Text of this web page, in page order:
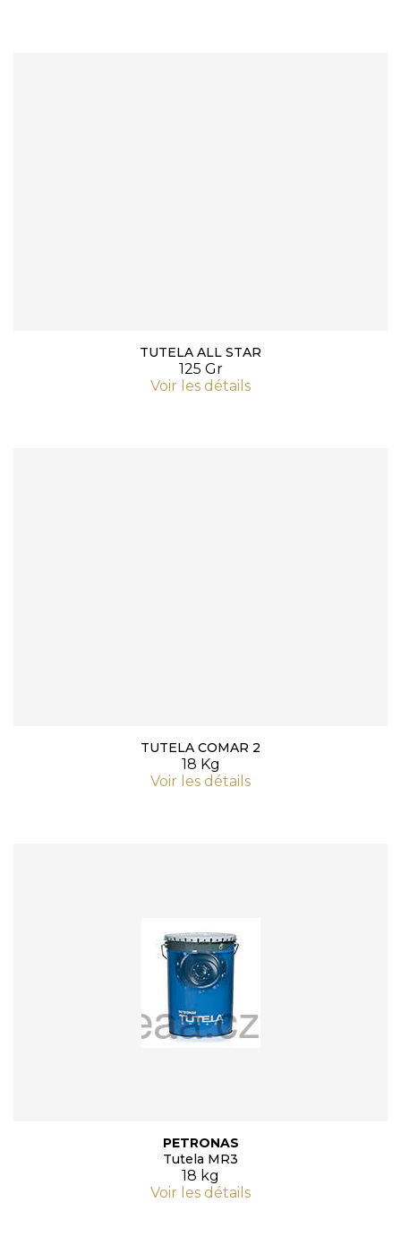
TUTELA ALL STAR
125 Gr
Voir les détails
TUTELA COMAR 2
18 Kg
Voir les détails
PETRONAS
Tutela MR3
18 kg
Voir les détails